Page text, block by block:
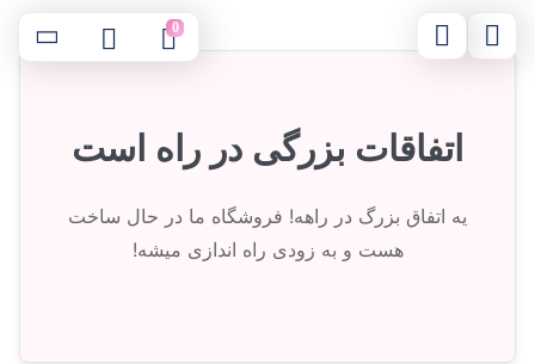
0
اتفاقات بزرگی در راه است
یه اتفاق بزرگ در راهه! فروشگاه ما در حال ساخت
هست و به زودی راه اندازی میشه!